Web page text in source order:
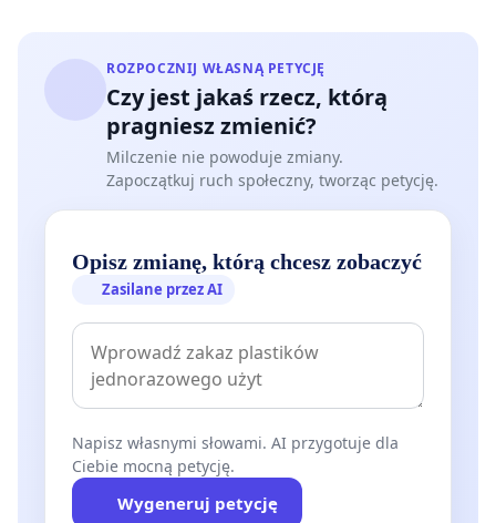
ROZPOCZNIJ WŁASNĄ PETYCJĘ
Czy jest jakaś rzecz, którą
pragniesz zmienić?
Milczenie nie powoduje zmiany.
Zapoczątkuj ruch społeczny, tworząc petycję.
Opisz zmianę, którą chcesz zobaczyć
Zasilane przez AI
Napisz własnymi słowami. AI przygotuje dla
Ciebie mocną petycję.
Wygeneruj petycję